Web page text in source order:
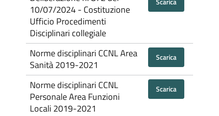
10/07/2024 - Costituzione
Ufficio Procedimenti
Disciplinari collegiale
Norme disciplinari CCNL Area
Sanità 2019-2021
Scarica
Norme disciplinari CCNL
Personale Area Funzioni
Locali 2019-2021
Scarica